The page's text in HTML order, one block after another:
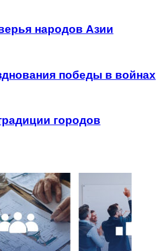
народов Азии
победы в войнах
городов